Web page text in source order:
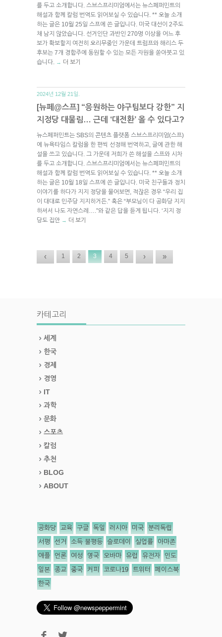
를 두고 소개합니다. 스브스프리미엄에서는 뉴스페퍼민트의
해설과 함께 칼럼 번역도 읽어보실 수 있습니다. ** 오늘 소개
하는 글은 10월 25일 스프에 쓴 글입니다. 미국 대선이 2주도
채 남지 않았습니다. 선거인단 과반인 270명 이상을 어느 후
보가 확보할지 여전히 오리무중인 가운데 트럼프와 해리스 두
후보는 7개 경합주에 동원할 수 있는 모든 자원을 쏟아붓고 있
습니다.
→ 더 보기
2024년 12월 21일.
[뉴페@스프] “응원하는 야구팀보다 강한” 지
지정당 대물림… 근데 ‘대전환’ 올 수 있다고?
뉴스페퍼민트는 SBS의 콘텐츠 플랫폼 스브스프리미엄(스프)
에 뉴욕타임스 칼럼을 한 편씩 선정해 번역하고, 글에 관한 해
설을 쓰고 있습니다. 그 가운데 저희가 쓴 해설을 스프와 시차
를 두고 소개합니다. 스브스프리미엄에서는 뉴스페퍼민트의
해설과 함께 칼럼 번역도 읽어보실 수 있습니다. ** 오늘 소개
하는 글은 10월 18일 스프에 쓴 글입니다. 미국 친구들과 정치
이야기를 하다가 지지 정당을 물어보면, 적잖은 경우 “우리 집
이 대대로 민주당 지지하거든.” 혹은 “부모님이 다 공화당 지지
하셔서 나도 자연스레….”와 같은 답을 듣게 됩니다. ‘지지 정
당도 집안 → 더 보기
‹ 1 2 3 4 5 › »
카테고리
세계
한국
경제
경영
IT
과학
문화
스포츠
칼럼
추천
BLOG
ABOUT
공화당 교육 구글 독일 러시아 미국 분리독립
서평 선거 소득 불평등 슬로데이 실업률 아마존
애플 언론 여성 영국 오바마 유럽 유전자 인도
일본 종교 중국 커피 코로나19 트위터 페이스북
한국